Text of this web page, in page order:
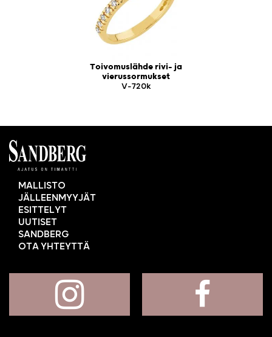
Toivomuslähde rivi- ja
vierussormukset
V-720k
MALLISTO
JÄLLEENMYYJÄT
ESITTELYT
UUTISET
SANDBERG
OTA YHTEYTTÄ